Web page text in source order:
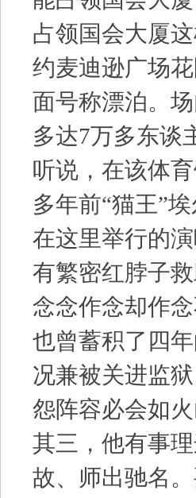
占领国会大厦
约麦迪逊广场
面号称漂泊。
多达7万多东谈
听说，在该体
多年前“猫王”
在这里举行的
有繁密红脖子
念念作念却作
也曾蓄积了四
况兼被关进监
怨阵容必会如
其三，他有事
故、师出驰名